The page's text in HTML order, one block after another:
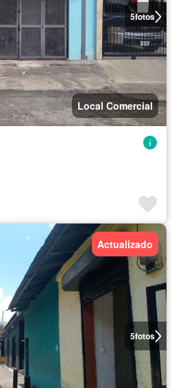
5fotos
Local Comercial
5fotos
Actualizado